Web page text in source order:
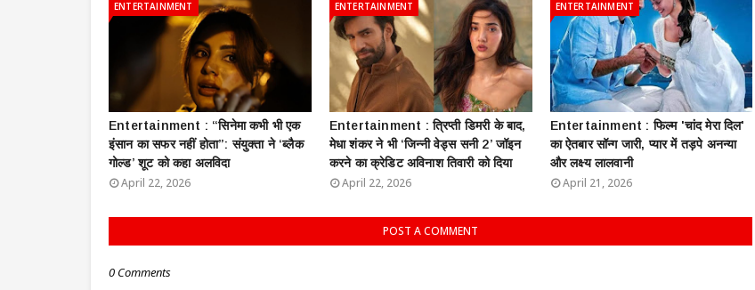
ENTERTAINMENT
Entertainment : ​“सिनेमा कभी भी एक
इंसान का सफर नहीं होता”: संयुक्ता ने ‘ब्लैक
गोल्ड’ शूट को कहा अलविदा
April 22, 2026
ENTERTAINMENT
Entertainment : त्रिप्ती डिमरी के बाद,
मेधा शंकर ने भी ‘जिन्नी वेड्स सनी 2’ जॉइन
करने का क्रेडिट अविनाश तिवारी को दिया
April 22, 2026
ENTERTAINMENT
Entertainment : फिल्म 'चांद मेरा दिल'
का ऐतबार सॉन्ग जारी, प्यार में तड़पे अनन्या
और लक्ष्य लालवानी
April 21, 2026
POST A COMMENT
0 Comments